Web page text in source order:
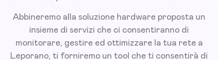
Abbineremo alla soluzione hardware proposta un
insieme di servizi che ci consentiranno di
monitorare, gestire ed ottimizzare la tua rete a
Leporano, ti forniremo un tool che ti consentirà di